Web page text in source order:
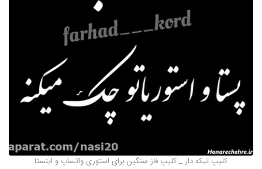
کلیپ تیکه دار _ کلیپ فاز سنگین برای استوری واتساپ و اینستا